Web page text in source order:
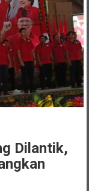
Dilantik,